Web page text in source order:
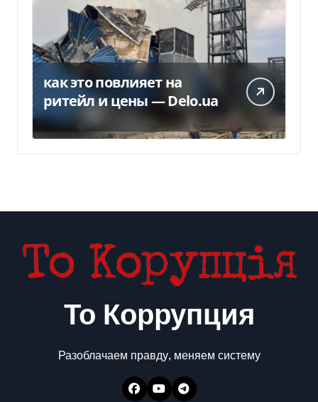
как это повлияет на
ритейл и цены — Delo.ua
То Коррупция
Разоблачаем правду, меняем систему